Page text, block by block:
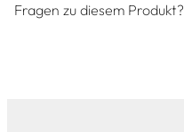
Fragen zu diesem Produkt?